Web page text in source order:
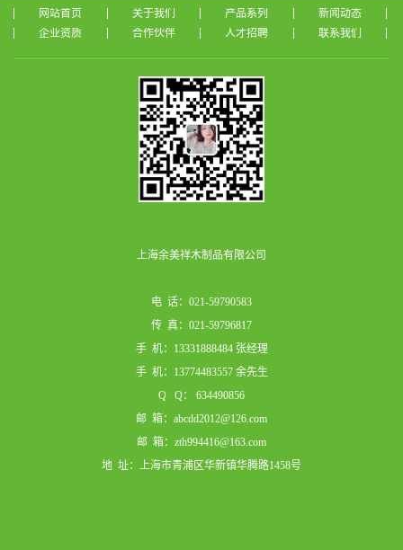
网站首页 关于我们 产品系列
新闻动态
企业资质
合作伙伴 人才招聘 联系我们
上海余美祥木制品有限公司
电 话：021-59790583
传 真：021-59796817
手 机：13331888484 张经理
手 机：13774483557 余先生
Q Q： 634490856
邮 箱：abcdd2012@126.com
邮 箱：zth994416@163.com
地 址：上海市青浦区华新镇华腾路1458号